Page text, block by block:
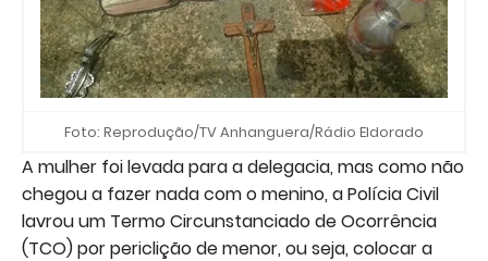
Foto: Reprodução/TV Anhanguera/Rádio Eldorado
A mulher foi levada para a delegacia, mas como não
chegou a fazer nada com o menino, a Polícia Civil
lavrou um Termo Circunstanciado de Ocorrência
(TCO) por periclição de menor, ou seja, colocar a